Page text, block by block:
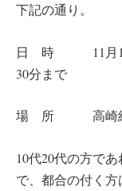
下記の通り。
日 時 11月16
30分まで
場 所 高崎経
10代20代の方で
で、都合の付く方